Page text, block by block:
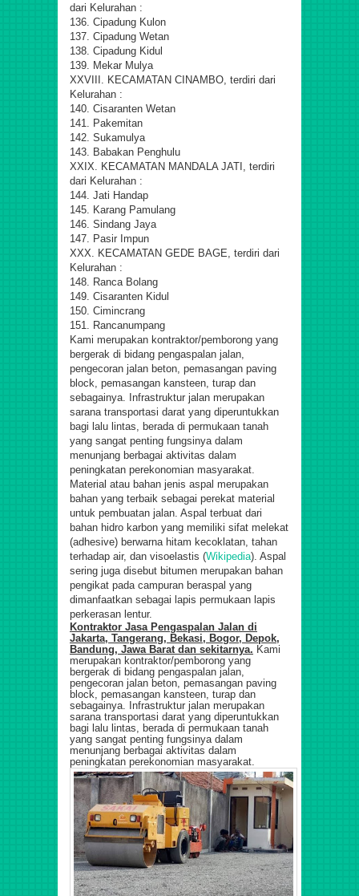
dari Kelurahan :
136. Cipadung Kulon
137. Cipadung Wetan
138. Cipadung Kidul
139. Mekar Mulya
XXVIII. KECAMATAN CINAMBO, terdiri dari
Kelurahan :
140. Cisaranten Wetan
141. Pakemitan
142. Sukamulya
143. Babakan Penghulu
XXIX. KECAMATAN MANDALA JATI, terdiri
dari Kelurahan :
144. Jati Handap
145. Karang Pamulang
146. Sindang Jaya
147. Pasir Impun
XXX. KECAMATAN GEDE BAGE, terdiri dari
Kelurahan :
148. Ranca Bolang
149. Cisaranten Kidul
150. Cimincrang
151. Rancanumpang
Kami merupakan kontraktor/pemborong yang
bergerak di bidang pengaspalan jalan,
pengecoran jalan beton, pemasangan paving
block, pemasangan kansteen, turap dan
sebagainya. Infrastruktur jalan merupakan
sarana transportasi darat yang diperuntukkan
bagi lalu lintas, berada di permukaan tanah
yang sangat penting fungsinya dalam
menunjang berbagai aktivitas dalam
peningkatan perekonomian masyarakat.
Material atau bahan jenis aspal merupakan
bahan yang terbaik sebagai perekat material
untuk pembuatan jalan. Aspal terbuat dari
bahan hidro karbon yang memiliki sifat melekat
(adhesive) berwarna hitam kecoklatan, tahan
terhadap air, dan visoelastis (Wikipedia). Aspal
sering juga disebut bitumen merupakan bahan
pengikat pada campuran beraspal yang
dimanfaatkan sebagai lapis permukaan lapis
perkerasan lentur.
Kontraktor Jasa Pengaspalan Jalan di
Jakarta, Tangerang, Bekasi, Bogor, Depok,
Bandung, Jawa Barat dan sekitarnya. Kami
merupakan kontraktor/pemborong yang
bergerak di bidang pengaspalan jalan,
pengecoran jalan beton, pemasangan paving
block, pemasangan kansteen, turap dan
sebagainya. Infrastruktur jalan merupakan
sarana transportasi darat yang diperuntukkan
bagi lalu lintas, berada di permukaan tanah
yang sangat penting fungsinya dalam
menunjang berbagai aktivitas dalam
peningkatan perekonomian masyarakat.